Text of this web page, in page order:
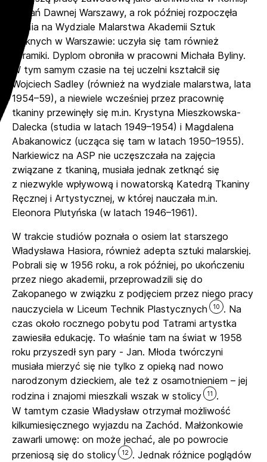
Badań Dawnej Warszawy, a rok później rozpoczęła
studia na Wydziale Malarstwa Akademii Sztuk
Pięknych w Warszawie: uczyła się tam również
ceramiki. Dyplom obroniła w pracowni Michała Byliny.
W tym samym czasie na tej uczelni kształcił się
Wojciech Sadley (również na wydziale malarstwa, lata
1954–59), a niewiele wcześniej przez pracownię
tkaniny przewinęły się m.in. Krystyna Mieszkowska-
Dalecka (studia w latach 1949–1954) i Magdalena
Abakanowicz (ucząca się tam w latach 1950–1955).
Narkiewicz na ASP nie uczęszczała na zajęcia
związane z tkaniną, musiała jednak zetknąć się
z niezwykle wpływową i nowatorską Katedrą Tkaniny
Ręcznej i Artystycznej, w której nauczała m.in.
Eleonora Plutyńska (w latach 1946–1961).
W trakcie studiów poznała o osiem lat starszego
Władysława Hasiora, również adepta sztuki malarskiej.
Pobrali się w 1956 roku, a rok później, po ukończeniu
przez niego akademii, przeprowadzili się do
Zakopanego w związku z podjęciem przez niego pracy
nauczyciela w Liceum Technik Plastycznych
10
. Na
czas około rocznego pobytu pod Tatrami artystka
zawiesiła edukację. To właśnie tam na świat w 1958
roku przyszedł syn pary - Jan. Młoda twórczyni
musiała mierzyć się nie tylko z opieką nad nowo
narodzonym dzieckiem, ale też z osamotnieniem – jej
rodzina i znajomi mieszkali wszak w stolicy
11
.
W tamtym czasie Władysław otrzymał możliwość
kilkumiesięcznego wyjazdu na Zachód. Małżonkowie
zawarli umowę: on może jechać, ale po powrocie
przeniosą się do stolicy
12
. Jednak różnice poglądów